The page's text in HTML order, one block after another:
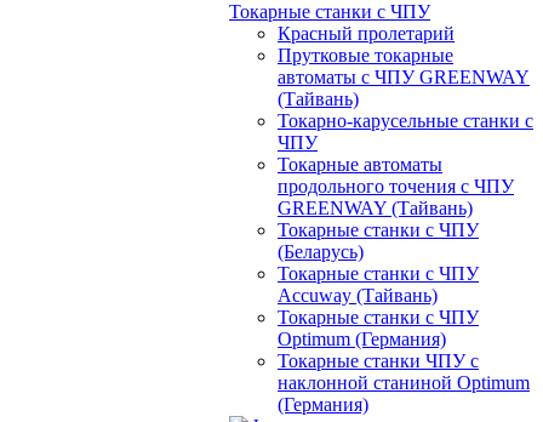
Токарные станки с ЧПУ
Красный пролетарий
Прутковые токарные
автоматы с ЧПУ GREENWAY
(Тайвань)
Токарно-карусельные станки с
ЧПУ
Токарные автоматы
продольного точения с ЧПУ
GREENWAY (Тайвань)
Токарные станки с ЧПУ
(Беларусь)
Токарные станки с ЧПУ
Accuway (Тайвань)
Токарные станки с ЧПУ
Optimum (Германия)
Токарные станки ЧПУ с
наклонной станиной Optimum
(Германия)